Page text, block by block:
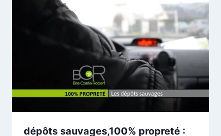
dépôts sauvages,100% propreté :